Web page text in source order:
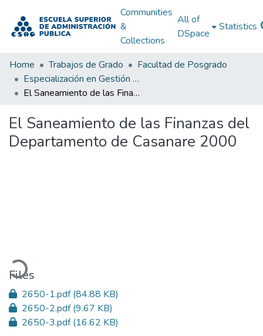
Communities
&
Collections
All of
DSpace
Statistics
Home Trabajos de Grado
Facultad de Posgrado
Especialización en Gestión Pública
El Saneamiento de las Finanzas del Departamento de Casanare 2000
El Saneamiento de las Finanzas del
Departamento de Casanare 2000
Files
2650-1.pdf(84.88 KB)
2650-2.pdf(9.67 KB)
2650-3.pdf(16.62 KB)